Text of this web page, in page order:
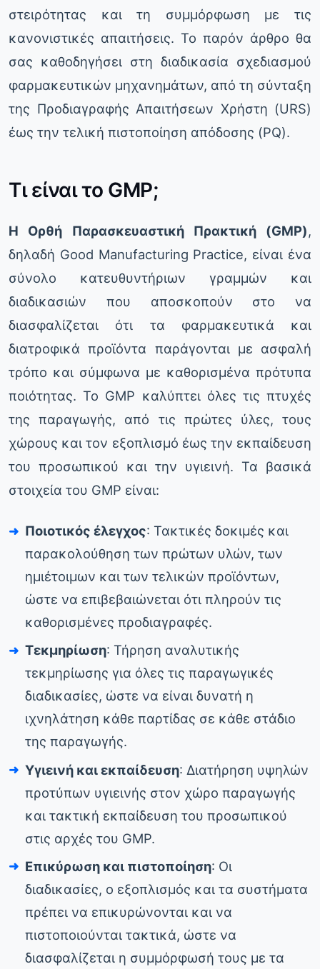
στειρότητας και τη συμμόρφωση με τις
κανονιστικές απαιτήσεις. Το παρόν άρθρο θα
σας καθοδηγήσει στη διαδικασία σχεδιασμού
φαρμακευτικών μηχανημάτων, από τη σύνταξη
της Προδιαγραφής Απαιτήσεων Χρήστη (URS)
έως την τελική πιστοποίηση απόδοσης (PQ).
Τι είναι το GMP;
Η Ορθή Παρασκευαστική Πρακτική (GMP),
δηλαδή Good Manufacturing Practice, είναι ένα
σύνολο κατευθυντήριων γραμμών και
διαδικασιών που αποσκοπούν στο να
διασφαλίζεται ότι τα φαρμακευτικά και
διατροφικά προϊόντα παράγονται με ασφαλή
τρόπο και σύμφωνα με καθορισμένα πρότυπα
ποιότητας. Το GMP καλύπτει όλες τις πτυχές
της παραγωγής, από τις πρώτες ύλες, τους
χώρους και τον εξοπλισμό έως την εκπαίδευση
του προσωπικού και την υγιεινή. Τα βασικά
στοιχεία του GMP είναι:
Ποιοτικός έλεγχος: Τακτικές δοκιμές και
παρακολούθηση των πρώτων υλών, των
ημιέτοιμων και των τελικών προϊόντων,
ώστε να επιβεβαιώνεται ότι πληρούν τις
καθορισμένες προδιαγραφές.
Τεκμηρίωση: Τήρηση αναλυτικής
τεκμηρίωσης για όλες τις παραγωγικές
διαδικασίες, ώστε να είναι δυνατή η
ιχνηλάτηση κάθε παρτίδας σε κάθε στάδιο
της παραγωγής.
Υγιεινή και εκπαίδευση: Διατήρηση υψηλών
προτύπων υγιεινής στον χώρο παραγωγής
και τακτική εκπαίδευση του προσωπικού
στις αρχές του GMP.
Επικύρωση και πιστοποίηση: Οι
διαδικασίες, ο εξοπλισμός και τα συστήματα
πρέπει να επικυρώνονται και να
πιστοποιούνται τακτικά, ώστε να
διασφαλίζεται η συμμόρφωσή τους με τα